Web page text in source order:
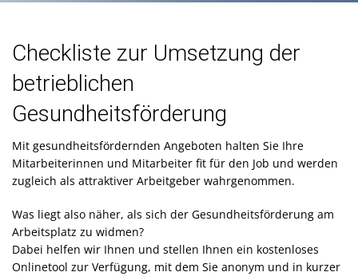
Checkliste zur Umsetzung der
betrieblichen
Gesundheitsförderung
Mit gesundheitsfördernden Angeboten halten Sie Ihre
Mitarbeiterinnen und Mitarbeiter fit für den Job und werden
zugleich als attraktiver Arbeitgeber wahrgenommen.
Was liegt also näher, als sich der Gesundheitsförderung am
Arbeitsplatz zu widmen?
Dabei helfen wir Ihnen und stellen Ihnen ein kostenloses
Onlinetool zur Verfügung, mit dem Sie anonym und in kurzer